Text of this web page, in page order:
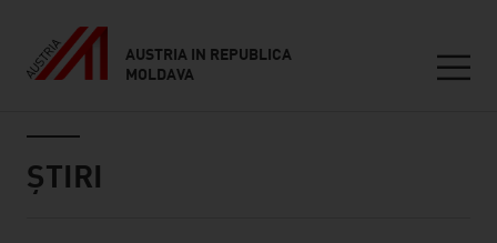
AUSTRIA IN REPUBLICA
MOLDAVA
ȘTIRI